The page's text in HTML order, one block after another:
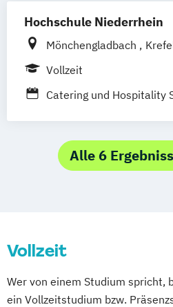
Hochschule Niederrhein
Mönchengladbach
Vollzeit
Catering und Hospitality
Alle 6
Vollzeit
Wer von einem Studium spricht,
ein Vollzeitstudium bzw.